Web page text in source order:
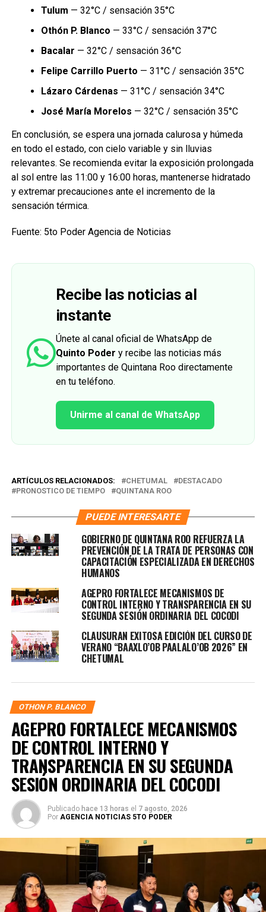
Tulum — 32°C / sensación 35°C
Othón P. Blanco — 33°C / sensación 37°C
Bacalar — 32°C / sensación 36°C
Felipe Carrillo Puerto — 31°C / sensación 35°C
Lázaro Cárdenas — 31°C / sensación 34°C
José María Morelos — 32°C / sensación 35°C
En conclusión, se espera una jornada calurosa y húmeda
en todo el estado, con cielo variable y sin lluvias
relevantes. Se recomienda evitar la exposición prolongada
al sol entre las 11:00 y 16:00 horas, mantenerse hidratado
y extremar precauciones ante el incremento de la
sensación térmica.
Fuente: 5to Poder Agencia de Noticias
Recibe las noticias al
instante
Únete al canal oficial de WhatsApp de
Quinto Poder y recibe las noticias más
importantes de Quintana Roo directamente
en tu teléfono.
Unirme al canal de WhatsApp
ARTÍCULOS RELACIONADOS: CHETUMAL
DESTACADO
PRONOSTICO DE TIEMPO
QUINTANA ROO
PUEDE INTERESARTE
GOBIERNO DE QUINTANA ROO REFUERZA LA
PREVENCIÓN DE LA TRATA DE PERSONAS CON
CAPACITACIÓN ESPECIALIZADA EN DERECHOS
HUMANOS
AGEPRO FORTALECE MECANISMOS DE
CONTROL INTERNO Y TRANSPARENCIA EN SU
SEGUNDA SESIÓN ORDINARIA DEL COCODI
CLAUSURAN EXITOSA EDICIÓN DEL CURSO DE
VERANO “BAAXLO’OB PAALALO’OB 2026” EN
CHETUMAL
OTHON P. BLANCO
AGEPRO FORTALECE MECANISMOS
DE CONTROL INTERNO Y
TRANSPARENCIA EN SU SEGUNDA
SESIÓN ORDINARIA DEL COCODI
Publicado hace 13 horas el 7 agosto, 2026
Por AGENCIA NOTICIAS 5TO PODER